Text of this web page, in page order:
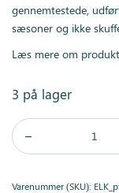
gennemtestede,
sæsoner og ikke
Læs mere om
3 på lager
Varenummer (SKU):